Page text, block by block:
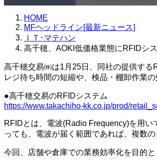
HOME
MFヘッドライン[最新ニュース]
ＩＴ･マテハン
高千穂、AOKI低価格業態にRFIDシ
高千穂交易㈱は1月25日、同社の提供する
レジ待ち時間の短縮や、検品・棚卸作業
●高千穂交易のRFIDシステム
https://www.takachiho-kk.co.jp/prod/
RFIDとは、電波(Radio Frequency)を用
っても、電波が届く範囲であれば、複数
今回、店舗や倉庫での業務効率化を目的